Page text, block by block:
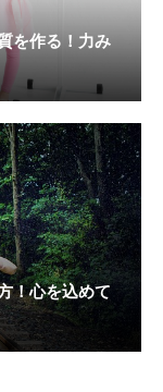
を作る！力み
！心を込めて